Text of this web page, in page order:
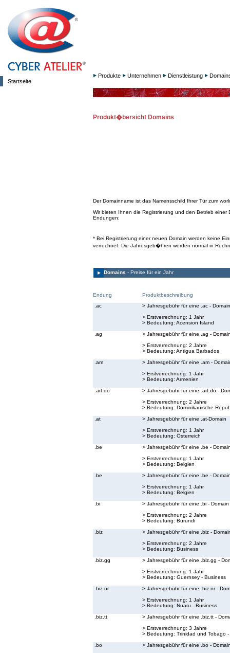
Startseite
Produkte Unternehmen Dienstleistung
Produkt�bersicht Domains
Der Domainname ist das Namensschild Ihrer Tür zum
Wir bieten Ihnen die Registrierung und den Betrieb einer
Endungen:
* Bei Registrierung einer neuen Domain werden keine
verrechnet. Die Jahresgeb�hren werden normal in
Domains - Preise für ein Jahr
Endung
Produktbeschreibung
.ac
> Jahresgebühr für eine .ac - Domain
> Erstverrechnung: 1 Jahr
> Bedeutung: Acension Island
.ag
> Jahresgebühr für eine .ag -
> Erstverrechnung: 2 Jahre
> Bedeutung: Antigua Barbados
.am
> Jahresgebühr für eine .am -
> Erstverrechnung: 1 Jahr
> Bedeutung: Armenien
.art.do
> Jahresgebühr für eine .art.do -
> Erstverrechnung: 2 Jahre
> Bedeutung: Dominikanische
.at
> Jahresgebühr für eine .at-Domain
> Erstverrechnung: 1 Jahr
> Bedeutung: Österreich
.be
> Jahresgebühr für eine .be -
> Erstverrechnung: 1 Jahr
> Bedeutung: Belgien
.be
> Jahresgebühr für eine .be -
> Erstverrechnung: 1 Jahr
> Bedeutung: Belgien
.bi
> Jahresgebühr für eine .bi - Domain
> Erstverrechnung: 2 Jahre
> Bedeutung: Burundi
.biz
> Jahresgebühr für eine .biz -
> Erstverrechnung: 2 Jahre
> Bedeutung: Business
.biz.gg
> Jahresgebühr für eine .biz.gg -
> Erstverrechnung: 1 Jahr
> Bedeutung: Guernsey - Business
.biz.nr
> Jahresgebühr für eine .biz.nr -
> Erstverrechnung: 1 Jahr
> Bedeutung: Nuaru . Business
.biz.tt
> Jahresgebühr für eine .biz.tt -
> Erstverrechnung: 3 Jahre
> Bedeutung: Trinidad und Tobago -
.bo
> Jahresgebühr für eine .bo -